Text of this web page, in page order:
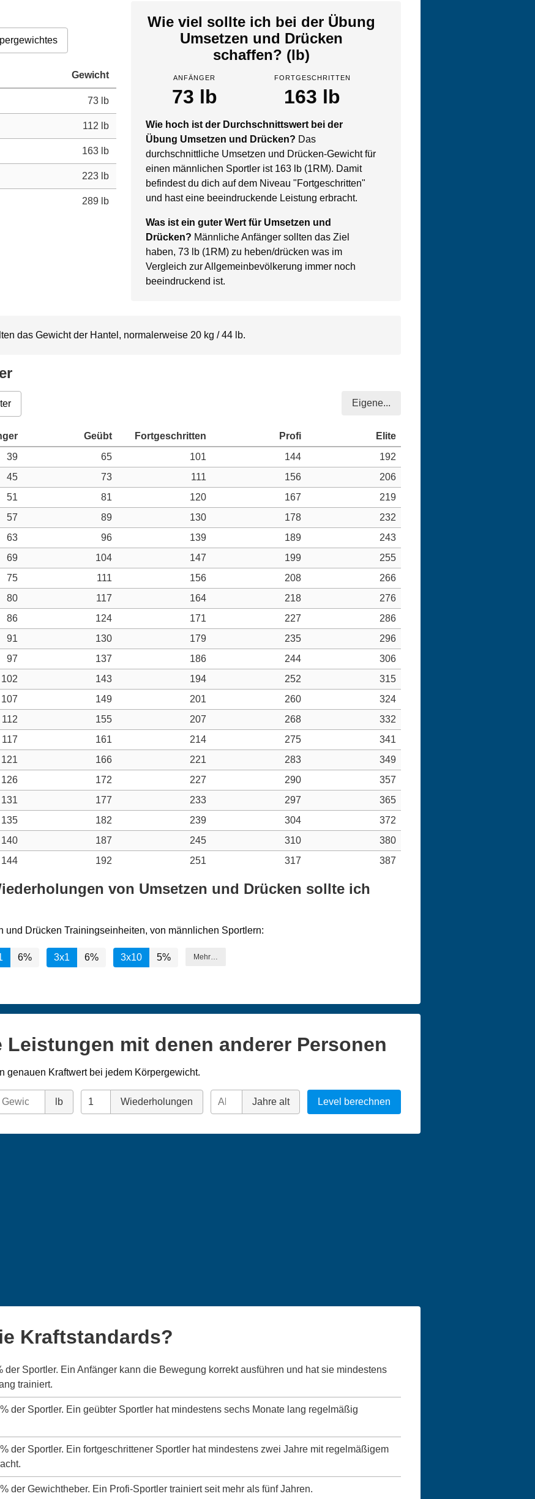
Gewicht
73 lb
112 lb
163 lb
223 lb
289 lb
Wie viel sollte ich bei der Übung
Umsetzen und Drücken
schaffen? (lb)
ANFÄNGER
73 lb
FORTGESCHRITTEN
163 lb
Wie hoch ist der Durchschnittswert bei der
Übung Umsetzen und Drücken? Das
durchschnittliche Umsetzen und Drücken-Gewicht für
einen männlichen Sportler ist 163 lb (1RM). Damit
befindest du dich auf dem Niveau "Fortgeschritten"
und hast eine beeindruckende Leistung erbracht.
Was ist ein guter Wert für Umsetzen und
Drücken? Männliche Anfänger sollten das Ziel
haben, 73 lb (1RM) zu heben/drücken was im
Vergleich zur Allgemeinbevölkerung immer noch
beeindruckend ist.
das Gewicht der Hantel, normalerweise 20 kg / 44 lb.
Eigene...
39 65 101 144
192
45 73 111 156
206
51 81 120 167
219
57 89 130 178
232
63 96 139 189
243
69 104 147 199
255
75 111 156 208
266
80 117 164 218
276
86 124 171 227
286
91 130 179 235
296
97 137 186 244
306
102 143 194 252
315
107 149 201 260
324
112 155 207 268
332
117 161 214 275
341
121 166 221 283
349
126 172 227 290
357
131 177 233 297
365
135 182 239 304
372
140 187 245 310
380
144 192 251 317 387
von Umsetzen und Drücken sollte ich
und Drücken Trainingseinheiten, von männlichen Sportlern:
6% 3x1 6% 3x10 5% Mehr…
Leistungen mit denen anderer Personen
genauen Kraftwert bei jedem Körpergewicht.
lb Wiederholungen Jahre alt Level berechnen
Kraftstandards?
der Sportler. Ein Anfänger kann die Bewegung korrekt ausführen und hat sie mindestens
trainiert.
der Sportler. Ein geübter Sportler hat mindestens sechs Monate lang regelmäßig
der Sportler. Ein fortgeschrittener Sportler hat mindestens zwei Jahre mit regelmäßigem
der Gewichtheber. Ein Profi-Sportler trainiert seit mehr als fünf Jahren.